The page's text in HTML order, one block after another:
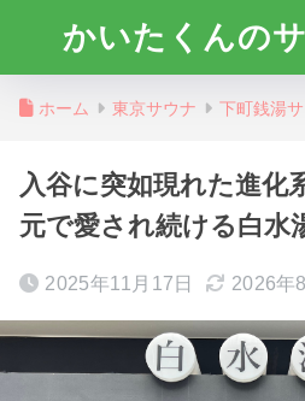
かいたくんの
ホーム 東京サウナ 下町銭湯
入谷に突如現れた進化
元で愛され続ける白水
2025年11月17日 2026年